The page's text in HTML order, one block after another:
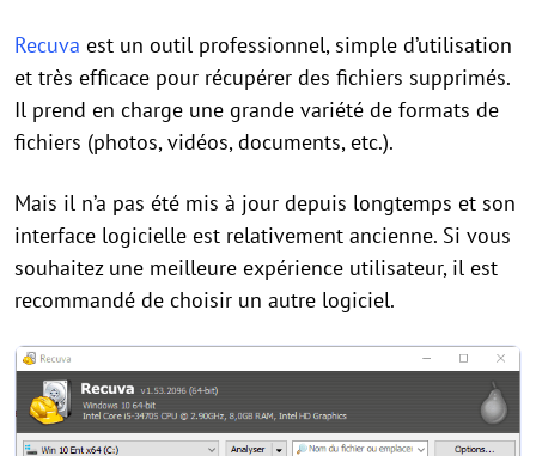
Recuva est un outil professionnel, simple d’utilisation
et très efficace pour récupérer des fichiers supprimés.
Il prend en charge une grande variété de formats de
fichiers (photos, vidéos, documents, etc.).
Mais il n’a pas été mis à jour depuis longtemps et son
interface logicielle est relativement ancienne. Si vous
souhaitez une meilleure expérience utilisateur, il est
recommandé de choisir un autre logiciel.